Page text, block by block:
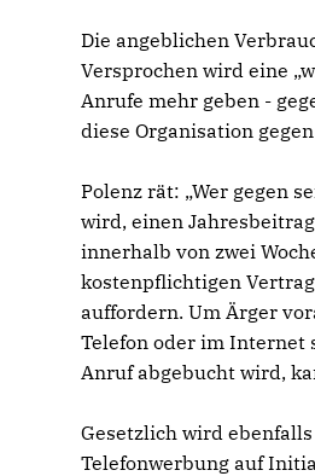
Die angeblichen
Versprochen wird eine
Anrufe mehr geben -
diese Organisation
Polenz rät: „Wer gegen
wird, einen
innerhalb von zwei
kostenpflichtigen
auffordern. Um Ärger
Telefon oder im Internet
Anruf abgebucht wird,
Gesetzlich wird
Telefonwerbung auf